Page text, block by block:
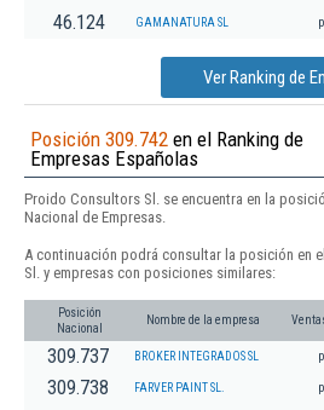
46.124 GAMANATURA SL
Ver Ranking de
Posición 309.742 en el Ranking de
Empresas Españolas
Proido Consultors Sl. se encuentra en la
Nacional de Empresas.
A continuación podrá consultar la posición en
Sl. y empresas con posiciones similares:
Posición
Nacional
Nombre de la empresa
309.737 BROKER INTEGRADOS SL
309.738 FARVER PAINT SL.